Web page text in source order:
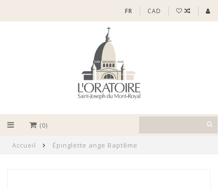
FR CAD
(0)
Accueil Épinglette ange Baptême